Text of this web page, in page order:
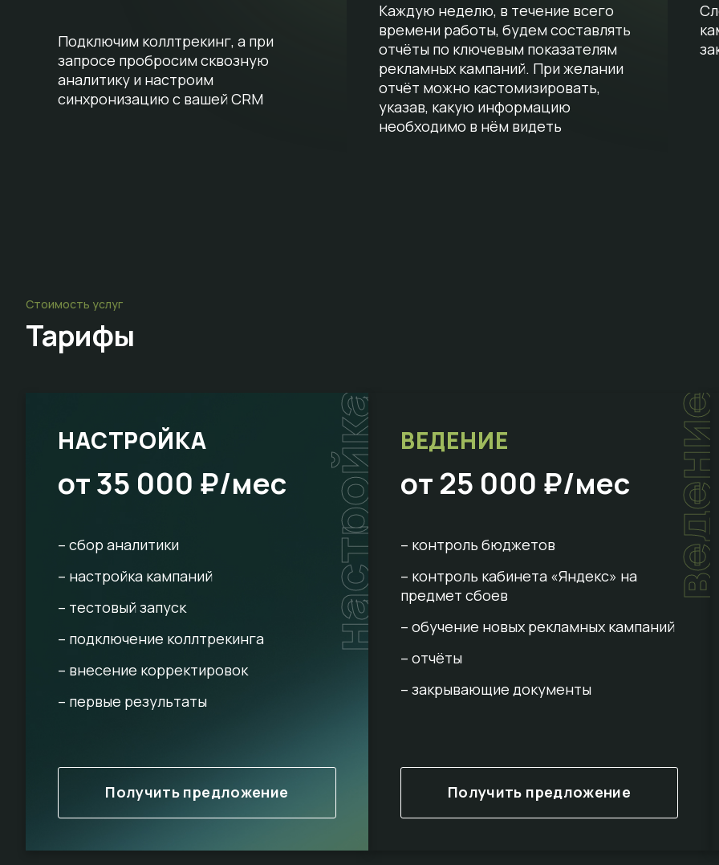
Подключим коллтрекинг, а при
запросе пробросим сквозную
аналитику и настроим
синхронизацию с вашей CRM
Каждую неделю, в течение всего
времени работы, будем составлять
отчёты по ключевым показателям
рекламных кампаний. При желании
отчёт можно кастомизировать,
указав, какую информацию
необходимо в нём видеть
Стоимость услуг
Тарифы
настройка
НАСТРОЙКА
от 35 000 ₽/мес
– сбор аналитики
– настройка кампаний
– тестовый запуск
– подключение коллтрекинга
– внесение корректировок
– первые результаты
Получить предложение
ВЕДЕНИЕ
от 25 000 ₽/мес
– контроль бюджетов
– контроль кабинета «Яндекс» на
предмет сбоев
– обучение новых рекламных кампаний
– отчёты
– закрывающие документы
Получить предложение